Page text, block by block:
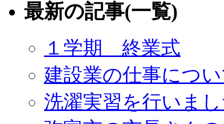
最新の記事(一覧)
１学期 終業式
建設業の仕事につ
洗濯実習を行いま